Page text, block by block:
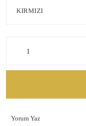
Yorum Yaz